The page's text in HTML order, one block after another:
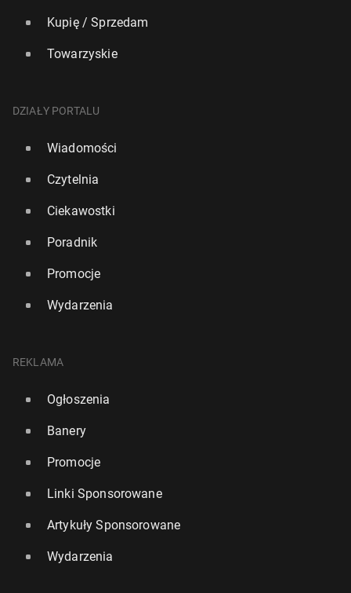
Kupię / Sprzedam
Towarzyskie
DZIAŁY PORTALU
Wiadomości
Czytelnia
Ciekawostki
Poradnik
Promocje
Wydarzenia
REKLAMA
Ogłoszenia
Banery
Promocje
Linki Sponsorowane
Artykuły Sponsorowane
Wydarzenia